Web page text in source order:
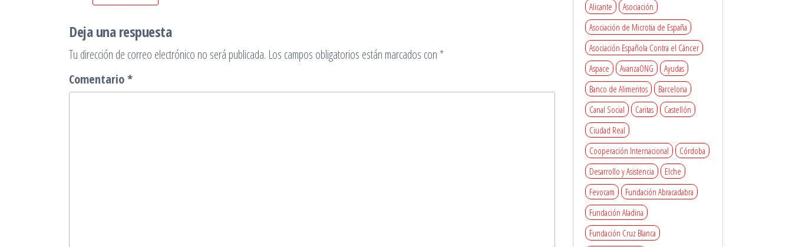
Deja una respuesta
Tu dirección de correo electrónico no será publicada. Los campos obligatorios están marcados con *
Comentario*
Alicante
Asociación
Asociación de Microtia de España
Asociación Española Contra el Cáncer
Aspace
AvanzaONG
Ayudas
Banco de Alimentos
Barcelona
Canal Social
Caritas
Castellón
Ciudad Real
Cooperación Internacional
Córdoba
Desarrollo y Asistencia
Elche
Fevocam
Fundación Abracadabra
Fundación Aladina
Fundación Cruz Blanca